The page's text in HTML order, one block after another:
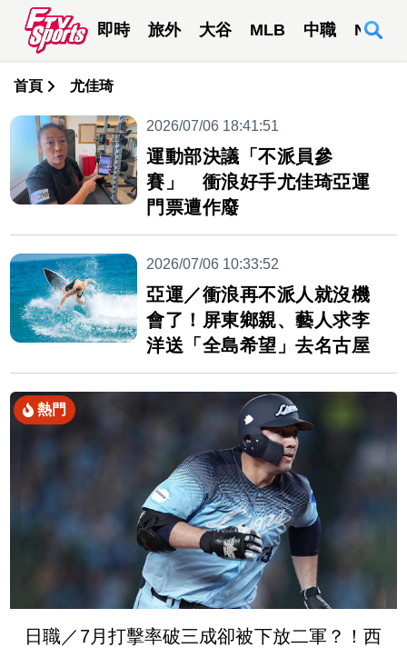
即時 旅外 大谷 MLB 中職 NBA
首頁 尤佳琦
2026/07/06 18:41:51
運動部決議「不派員參
賽」 衝浪好手尤佳琦亞運
門票遭作廢
2026/07/06 10:33:52
亞運／衝浪再不派人就沒機
會了！屏東鄉親、藝人求李
洋送「全島希望」去名古屋
熱門
日職／7月打擊率破三成卻被下放二軍？！西